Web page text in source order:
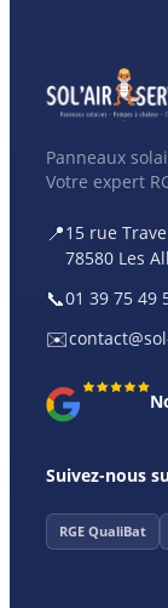
Panneaux
Votre expert
📍15 rue
78580 Les
📞01 39 75 49
✉️
Suivez-nous
RGE QualiBat